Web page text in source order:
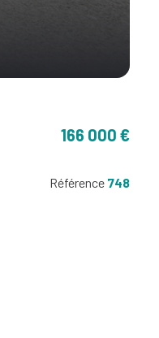
166 000 €
Référence 748